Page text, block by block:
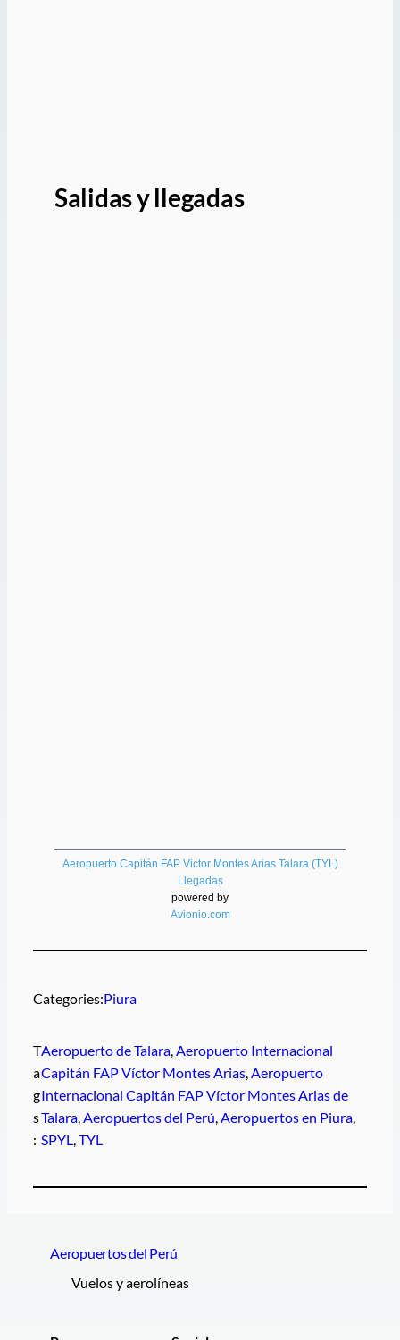
Salidas y llegadas
Aeropuerto Capitán FAP Victor Montes Arias Talara (TYL)
Llegadas
powered by
Avionio.com
Categories:Piura
T
a
g
s
:
Aeropuerto de Talara, Aeropuerto Internacional
Capitán FAP Víctor Montes Arias, Aeropuerto
Internacional Capitán FAP Víctor Montes Arias de
Talara, Aeropuertos del Perú Aeropuertos en Piura
SPYL TYL
Aeropuertos del Perú
Vuelos y aerolíneas